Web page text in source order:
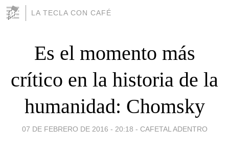
LA TECLA CON CAFÉ
Es el momento más
crítico en la historia de la
humanidad: Chomsky
07 DE FEBRERO DE 2016 - 20:18 - CAFETAL ADENTRO